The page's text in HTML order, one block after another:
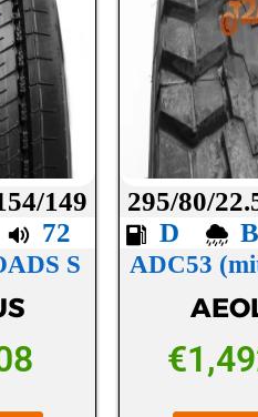
149
72
S
295/80/
D
ADC53
€